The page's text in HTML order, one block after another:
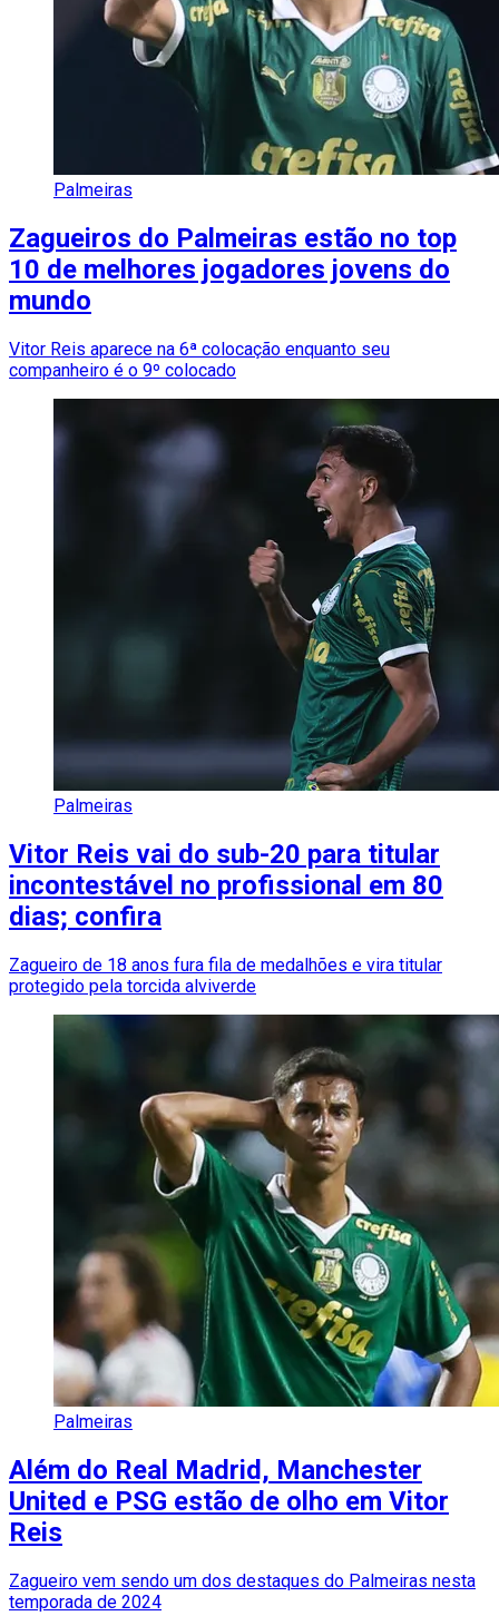
Palmeiras
Zagueiros do Palmeiras estão no top
10 de melhores jogadores jovens do
mundo
Vitor Reis aparece na 6ª colocação enquanto seu
companheiro é o 9º colocado
Palmeiras
Vitor Reis vai do sub-20 para titular
incontestável no profissional em 80
dias; confira
Zagueiro de 18 anos fura fila de medalhões e vira titular
protegido pela torcida alviverde
Palmeiras
Além do Real Madrid, Manchester
United e PSG estão de olho em Vitor
Reis
Zagueiro vem sendo um dos destaques do Palmeiras nesta
temporada de 2024